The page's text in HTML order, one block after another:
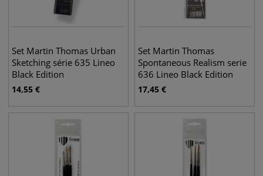
Set Martin Thomas Urban
Sketching série 635 Lineo
Black Edition
14,55 €
Set Martin Thomas
Spontaneous Realism serie
636 Lineo Black Edition
17,45 €